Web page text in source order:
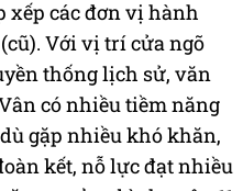
xếp các đơn vị hành
Với vị trí cửa ngõ
thống lịch sử, văn
có nhiều tiềm năng
gặp nhiều khó khăn,
kết, nỗ lực đạt nhiều